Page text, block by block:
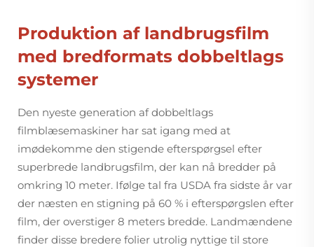
Produktion af landbrugsfilm
med bredformats dobbeltlags
systemer
Den nyeste generation af dobbeltlags
filmblæsemaskiner har sat igang med at
imødekomme den stigende efterspørgsel efter
superbrede landbrugsfilm, der kan nå bredder på
omkring 10 meter. Ifølge tal fra USDA fra sidste år var
der næsten en stigning på 60 % i efterspørgslen efter
film, der overstiger 8 meters bredde. Landmændene
finder disse bredere folier utrolig nyttige til store